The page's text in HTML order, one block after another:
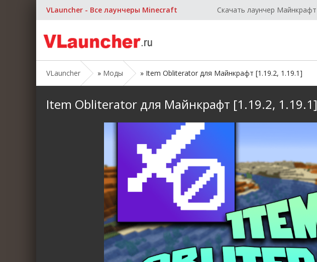
VLauncher - Все лаунчеры Minecraft Скачать лаунчер Майнкрафт
VLauncher » Моды » Item Obliterator для Майнкрафт [1.19.2, 1.19.1]
Item Obliterator для Майнкрафт [1.19.2, 1.19.1]